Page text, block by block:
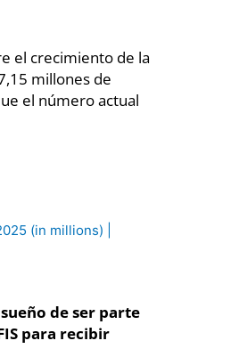
el crecimiento de la
millones de
el número actual
de ser parte
para recibir